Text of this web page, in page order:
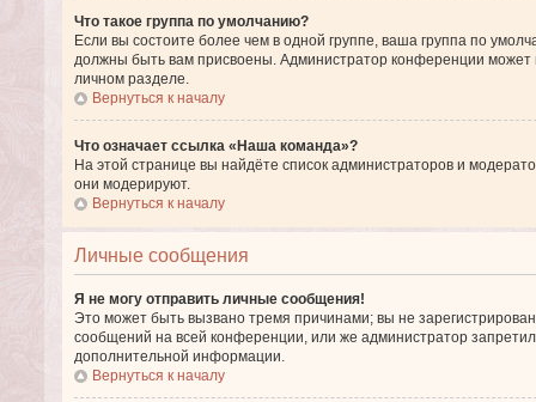
Что такое группа по умолчанию?
Если вы состоите более чем в одной группе, ваша группа по
должны быть вам присвоены. Администратор конференции
личном разделе.
Вернуться к началу
Что означает ссылка «Наша команда»?
На этой странице вы найдёте список администраторов и
они модерируют.
Вернуться к началу
Личные сообщения
Я не могу отправить личные сообщения!
Это может быть вызвано тремя причинами; вы не
сообщений на всей конференции, или же администратор
дополнительной информации.
Вернуться к началу